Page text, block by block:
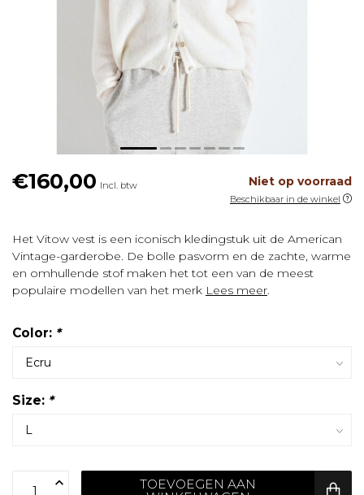
€160,00 Incl. btw Niet op voorraad
Beschikbaar in de winkel
Het Vitow vest is een iconisch kledingstuk uit de American
Vintage-garderobe. De bolle pasvorm en de zachte, warme
en omhullende stof maken het tot een van de meest
populaire modellen van het merk Lees meer.
Color: *
Size: *
TOEVOEGEN AAN